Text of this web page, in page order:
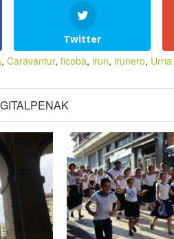
Twitter
, Caravantur, ficoba, irun, irunero, Urria